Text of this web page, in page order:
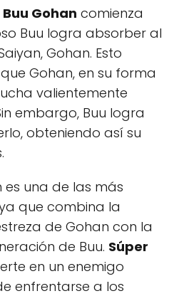
Gohan comienza
Buu logra absorber al
Gohan. Esto
Gohan, en su forma
valientemente
embargo, Buu logra
obteniendo así su
una de las más
que combina la
de Gohan con la
de Buu. Súper
en un enemigo
enfrentarse a los